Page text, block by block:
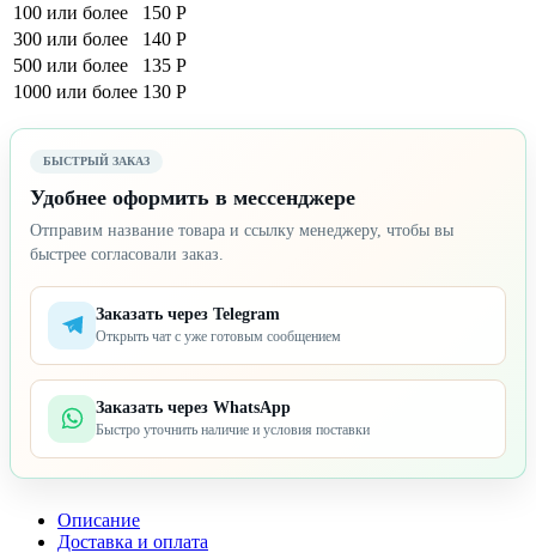
100 или более
150 Р
300 или более
140 Р
500 или более
135 Р
1000 или более 130 Р
БЫСТРЫЙ ЗАКАЗ
Удобнее оформить в мессенджере
Отправим название товара и ссылку менеджеру, чтобы вы
быстрее согласовали заказ.
Заказать через Telegram
Открыть чат с уже готовым сообщением
Заказать через WhatsApp
Быстро уточнить наличие и условия поставки
Описание
Доставка и оплата